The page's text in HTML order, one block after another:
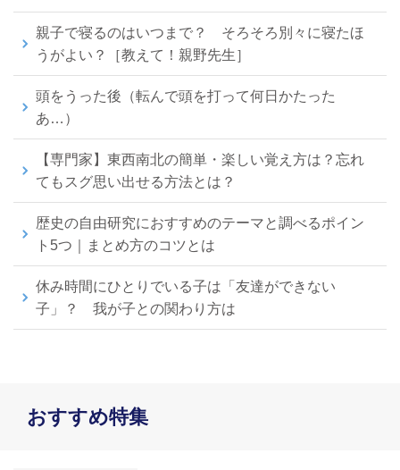
親子で寝るのはいつまで？ そろそろ別々に寝たほ
うがよい？［教えて！親野先生］
頭をうった後（転んで頭を打って何日かたった
あ…）
【専門家】東西南北の簡単・楽しい覚え方は？忘れ
てもスグ思い出せる方法とは？
歴史の自由研究におすすめのテーマと調べるポイン
ト5つ｜まとめ方のコツとは
休み時間にひとりでいる子は「友達ができない
子」？ 我が子との関わり方は
おすすめ特集